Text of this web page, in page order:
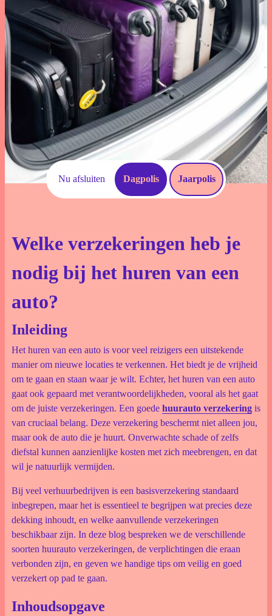
Veelgestelde vragen
Nu afsluiten Dagpolis Jaarpolis
Welke verzekeringen heb je
nodig bij het huren van een
auto?
Inleiding
Het huren van een auto is voor veel reizigers een uitstekende
manier om nieuwe locaties te verkennen. Het biedt je de vrijheid
om te gaan en staan waar je wilt. Echter, het huren van een auto
gaat ook gepaard met verantwoordelijkheden, vooral als het gaat
om de juiste verzekeringen. Een goede huurauto verzekeringis
van cruciaal belang. Deze verzekering beschermt niet alleen jou,
maar ook de auto die je huurt. Onverwachte schade of zelfs
diefstal kunnen aanzienlijke kosten met zich meebrengen, en dat
wil je natuurlijk vermijden.
Bij veel verhuurbedrijven is een basisverzekering standaard
inbegrepen, maar het is essentieel te begrijpen wat precies deze
dekking inhoudt, en welke aanvullende verzekeringen
beschikbaar zijn. In deze blog bespreken we de verschillende
soorten huurauto verzekeringen, de verplichtingen die eraan
verbonden zijn, en geven we handige tips om veilig en goed
verzekert op pad te gaan.
Inhoudsopgave